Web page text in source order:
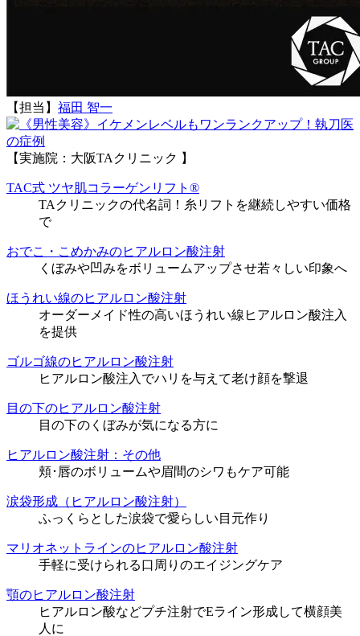
【担当】 福田 智一
執刀医
の症例
【実施院：大阪TAクリニック 】
TAC式 ツヤ肌コラーゲンリフト®
TAクリニックの代名詞！糸リフトを継続しやすい価格
で
おでこ・こめかみのヒアルロン酸注射
くぼみや凹みをボリュームアップさせ若々しい印象へ
ほうれい線のヒアルロン酸注射
オーダーメイド性の高いほうれい線ヒアルロン酸注入
を提供
ゴルゴ線のヒアルロン酸注射
ヒアルロン酸注入でハリを与えて老け顔を撃退
目の下のヒアルロン酸注射
目の下のくぼみが気になる方に
ヒアルロン酸注射：その他
頬･唇のボリュームや眉間のシワもケア可能
涙袋形成（ヒアルロン酸注射）
ふっくらとした涙袋で愛らしい目元作り
マリオネットラインのヒアルロン酸注射
手軽に受けられる口周りのエイジングケア
顎のヒアルロン酸注射
ヒアルロン酸などプチ注射でEライン形成して横顔美
人に